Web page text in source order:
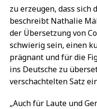
zu erzeugen, dass sich
beschreibt Nathalie
der Übersetzung von
schwierig sein, einen
prägnant und für die
ins Deutsche zu
verschachtelten Satz
„Auch für Laute und